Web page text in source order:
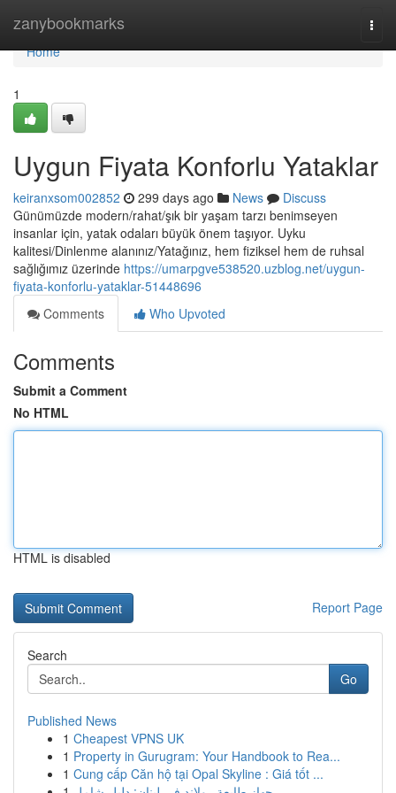
zanybookmarks
Home
Home
1
Uygun Fiyata Konforlu Yataklar
keiranxsom002852 299 days ago News
Discuss
Günümüzde modern/rahat/şık bir yaşam tarzı benimseyen
insanlar için, yatak odaları büyük önem taşıyor. Uyku
kalitesi/Dinlenme alanınız/Yatağınız, hem fiziksel hem de ruhsal
sağlığımız üzerinde https://umarpgve538520.uzblog.net/uygun-
fiyata-konforlu-yataklar-51448696
Comments
Who Upvoted
Comments
Submit a Comment
No HTML
HTML is disabled
Report Page
Search
Go
Published News
1 Cheapest VPNS UK
1 Property in Gurugram: Your Handbook to Rea...
1 Cung cấp Căn hộ tại Opal Skyline : Giá tốt ...